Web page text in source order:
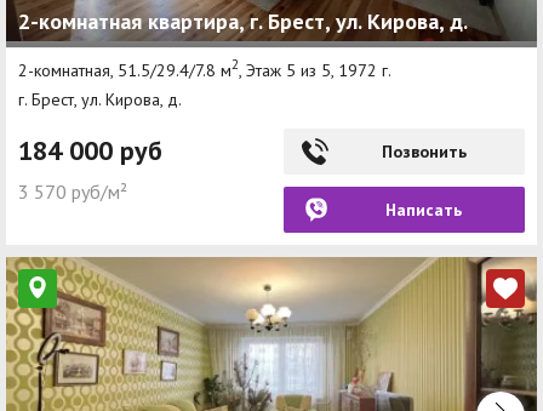
2-комнатная квартира, г. Брест, ул. Кирова, д.
2-комнатная, 51.5/29.4/7.8 м2, Этаж 5 из 5, 1972 г.
г. Брест, ул. Кирова, д.
184 000 руб
3 570 руб/м²
Позвонить
Написать